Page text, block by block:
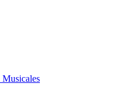
Musicales